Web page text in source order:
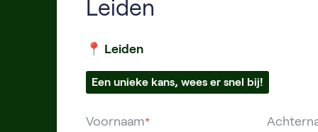
Leiden
📍 Leiden
Een unieke kans, wees er snel bij!
Voornaam*